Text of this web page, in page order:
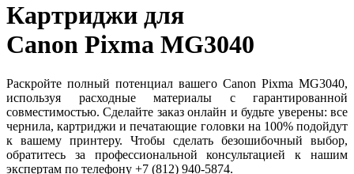
Картриджи для
Canon Pixma MG3040
Раскройте полный потенциал вашего Canon Pixma MG3040,
используя расходные материалы с гарантированной
совместимостью. Сделайте заказ онлайн и будьте уверены: все
чернила, картриджи и печатающие головки на 100% подойдут
к вашему принтеру. Чтобы сделать безошибочный выбор,
обратитесь за профессиональной консультацией к нашим
экспертам по телефону +7 (812) 940-5874.